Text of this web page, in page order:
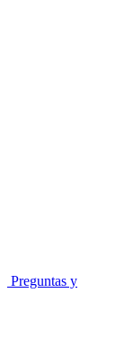
Preguntas y